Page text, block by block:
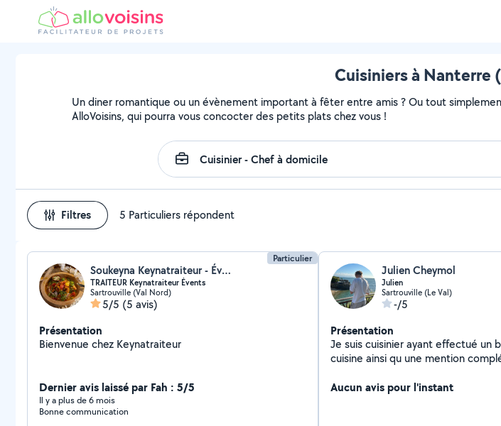
Cuisiniers à Nanterre
Un diner romantique ou un évènement important à fêter entre amis ? Ou tout
AlloVoisins, qui pourra vous concocter des petits plats chez vous !
Filtres 5 Particuliers répondent
Particulier
Soukeyna Keynatraiteur - Évents
TRAITEUR Keynatraiteur Évents
Sartrouville (Val Nord)
5/5 (5 avis)
Présentation
Bienvenue chez Keynatraiteur
Dernier avis laissé par Fah : 5/5
Il y a plus de 6 mois
Bonne communication
Julien Cheymol
Julien
Sartrouville (Le Val)
-/5
Présentation
Je suis cuisinier ayant effectué un
cuisine ainsi qu une mention
Aucun avis pour l'instant